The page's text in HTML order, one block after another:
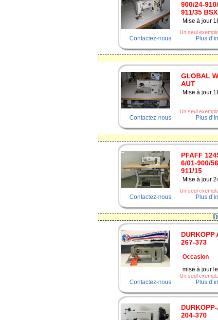
900/24-
911/35
Mise à jour
Un seul
Contactez-nous Plus
GLOBAL
AUT
Mise à jour
Un seul
Contactez-nous Plus
PFAFF
6/01-900/
911/15
Mise à jour
Un seul
Contactez-nous Plus
DURKOPP
267-373
Occasion
mise à jour
Un seul
Contactez-nous Plus
204-370